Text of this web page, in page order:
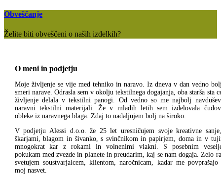
Obveščanje
Želite biti obveščeni o naših izdelkih?
O meni in podjetju
Moje življenje se vije med tehniko in naravo. Iz dneva v dan vedno
smeri narave. Odrasla sem v okolju tekstilnega dogajanja, oba starša sta
življenje delala v tekstilni panogi. Od vedno so me najbolj
naravni tekstilni materijali. Že v mladih letih sem izdelovala
obleke iz naravnega blaga. Zdaj to nadaljujem bolj na široko.
V podjetju Alessi d.o.o. že 25 let uresničujem svoje kreativne
škarjami, blagom in šivanko, s svinčnikom in papirjem, doma in v
mnogokrat kar z rokami in volnenimi vlakni. S posebnim
pokukam med zvezde in planete in preudarim, kaj se nam dogaja. Zelo
svetujem soustvarjalcem, klientom, naročnicam, kadar me povprašajo
moj nasvet.